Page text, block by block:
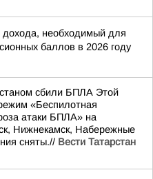
дохода, необходимый для
баллов в 2026 году
сбили БПЛА Этой
«Беспилотная
атаки БПЛА» на
Нижнекамск, Набережные
сняты.// Вести Татарстан